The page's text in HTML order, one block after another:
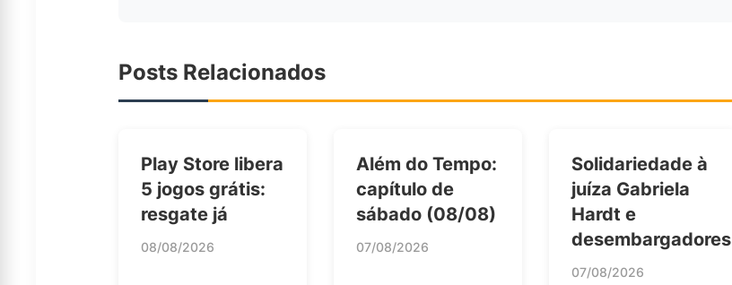
Posts Relacionados
Play Store libera
5 jogos grátis:
resgate já
08/08/2026
Além do Tempo:
capítulo de
sábado (08/08)
07/08/2026
Solidariedade à
juíza Gabriela
Hardt e
desembargadores
07/08/2026